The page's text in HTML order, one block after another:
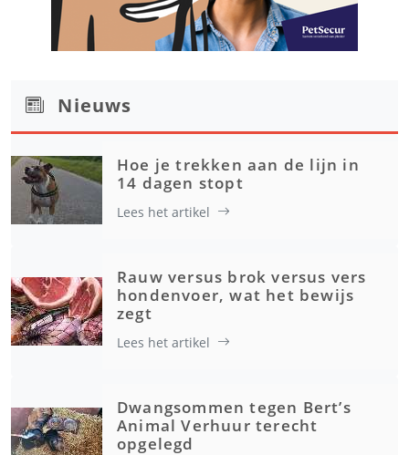
Nieuws
Hoe je trekken aan de lijn in
14 dagen stopt
Lees het artikel
Rauw versus brok versus vers
hondenvoer, wat het bewijs
zegt
Lees het artikel
Dwangsommen tegen Bert’s
Animal Verhuur terecht
opgelegd